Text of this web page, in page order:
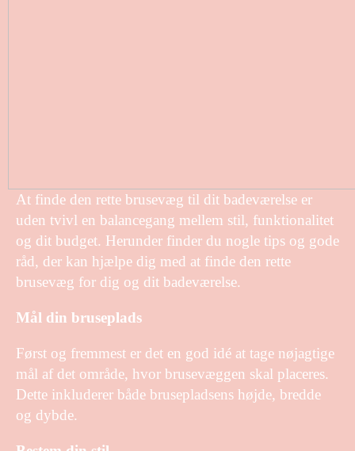
At finde den rette brusevæg til dit badeværelse er
uden tvivl en balancegang mellem stil, funktionalitet
og dit budget. Herunder finder du nogle tips og gode
råd, der kan hjælpe dig med at finde den rette
brusevæg for dig og dit badeværelse.
Mål din bruseplads
Først og fremmest er det en god idé at tage nøjagtige
mål af det område, hvor brusevæggen skal placeres.
Dette inkluderer både brusepladsens højde, bredde
og dybde.